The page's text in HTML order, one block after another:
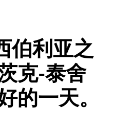
伯利亚之
克-泰舍
的一天。